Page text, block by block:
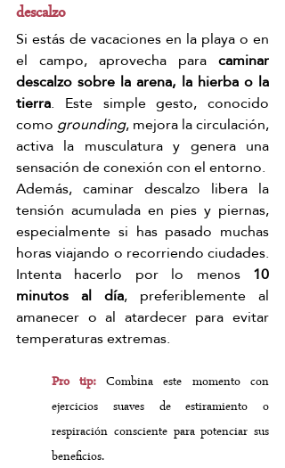
descalzo
Si estás de vacaciones en la playa o en
el campo, aprovecha para caminar
descalzo sobre la arena, la hierba o la
tierra. Este simple gesto, conocido
como grounding, mejora la circulación,
activa la musculatura y genera una
sensación de conexión con el entorno.
Además, caminar descalzo libera la
tensión acumulada en pies y piernas,
especialmente si has pasado muchas
horas viajando o recorriendo ciudades.
Intenta hacerlo por lo menos 10
minutos al día, preferiblemente al
amanecer o al atardecer para evitar
temperaturas extremas.
Pro tip: Combina este momento con
ejercicios suaves de estiramiento o
respiración consciente para potenciar sus
beneficios.